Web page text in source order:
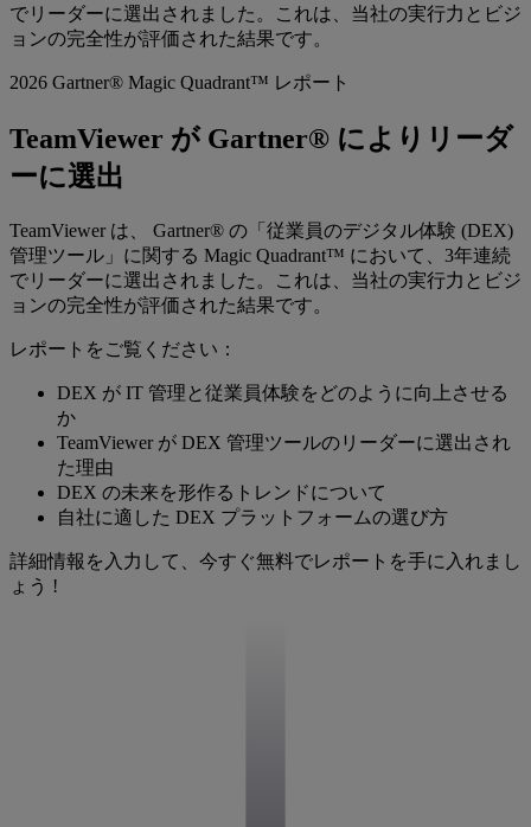
でリーダーに選出されました。これは、当社の実行力とビジ
ョンの完全性が評価された結果です。
2026 Gartner® Magic Quadrant™ レポート
TeamViewer が Gartner® によりリーダ
ーに選出
TeamViewer は、 Gartner® の「従業員のデジタル体験 (DEX)
管理ツール」に関する Magic Quadrant™ において、3年連続
でリーダーに選出されました。これは、当社の実行力とビジ
ョンの完全性が評価された結果です。
レポートをご覧ください：
DEX が IT 管理と従業員体験をどのように向上させる
か
TeamViewer が DEX 管理ツールのリーダーに選出され
た理由
DEX の未来を形作るトレンドについて
自社に適した DEX プラットフォームの選び方
詳細情報を入力して、今すぐ無料でレポートを手に入れまし
ょう !